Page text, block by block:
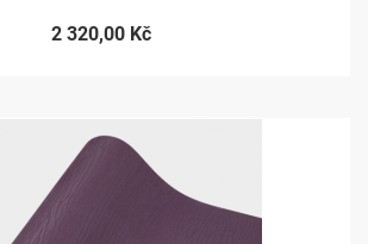
2 320,00 Kč